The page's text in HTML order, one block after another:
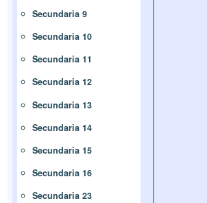
Secundaria 9
Secundaria 10
Secundaria 11
Secundaria 12
Secundaria 13
Secundaria 14
Secundaria 15
Secundaria 16
Secundaria 23